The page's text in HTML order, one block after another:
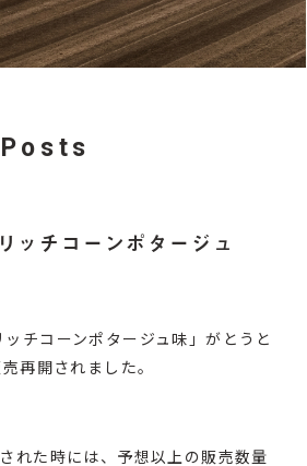
ッチコーンポタージュ
チコーンポタージュ味 」がとうと
再開されました。
れた時には、予想以上の販売数量